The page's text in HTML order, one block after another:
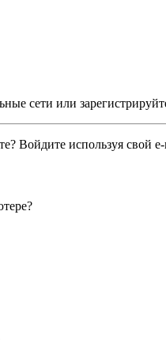
сети или
Войдите используя свой